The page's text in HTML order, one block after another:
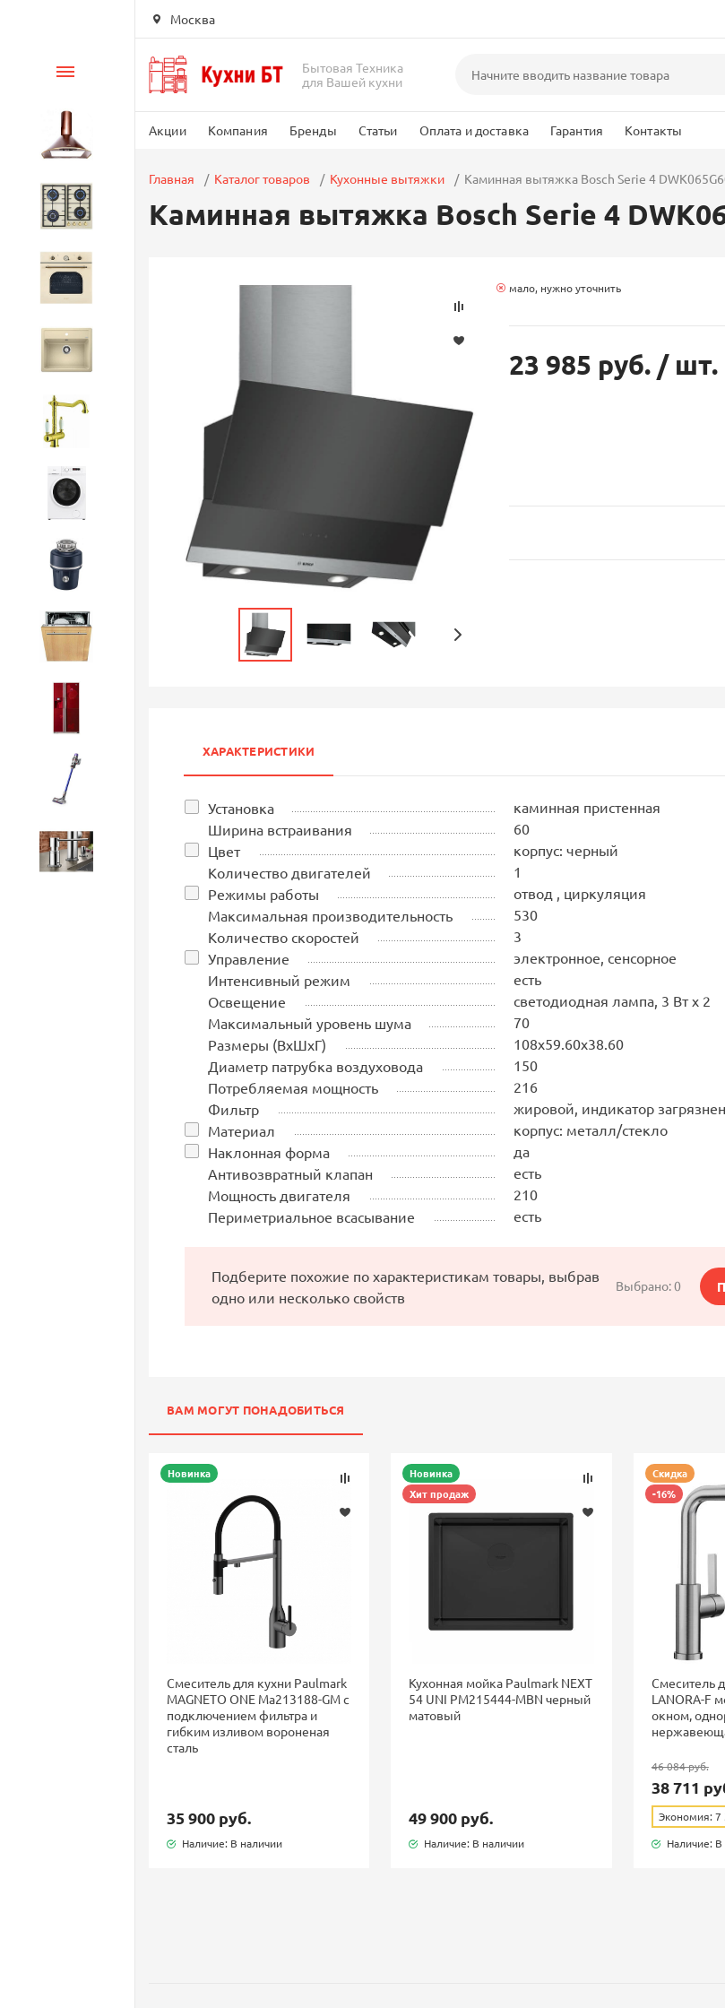
Москва
Бытовая Техника
для Вашей кухни
Акции Компания Бренды Статьи Оплата и доставка Гарантия Контакты
Каталог
Вытяжки
Варочные панели
Измельчители
Посудомоечные машины
Бытовая техника
Главная Каталог товаров Кухонные вытяжки Каминная вытяжка Bosch Serie 4
Каминная вытяжка Bosch Serie 4
мало, нужно уточнить
23 985 руб. / шт.
ХАРАКТЕРИСТИКИ
Установка
каминная пристенная
Ширина встраивания
60
Цвет
корпус: черный
Количество двигателей
1
Режимы работы
отвод , циркуляция
Максимальная производительность
530
Количество скоростей
3
Управление
электронное, сенсорное
Интенсивный режим
есть
Освещение
светодиодная лампа, 3 Вт х 2
Максимальный уровень шума
70
Размеры (ВхШхГ)
108х59.60х38.60
Диаметр патрубка воздуховода
150
Потребляемая мощность
216
Фильтр
жировой, индикатор
Материал
корпус: металл/стекло
Наклонная форма
да
Антивозвратный клапан
есть
Мощность двигателя
210
Периметриальное всасывание
есть
Подберите похожие по характеристикам товары, выбрав
одно или несколько свойств
Выбрано:0
ВАМ МОГУТ ПОНАДОБИТЬСЯ
Новинка
Смеситель для кухни Paulmark
MAGNETO ONE Ma213188-GM с
подключением фильтра и
гибким изливом вороненая
сталь
35 900 руб.
Наличие: В наличии
Новинка
Хит продаж
Кухонная мойка Paulmark NEXT
54 UNI PM215444-MBN черный
матовый
49 900 руб.
Наличие: В наличии
Скидка
-16%
Смеситель
LANORA-F
окном,
46 084 руб.
38 711
Экономия: 7
Наличие: В